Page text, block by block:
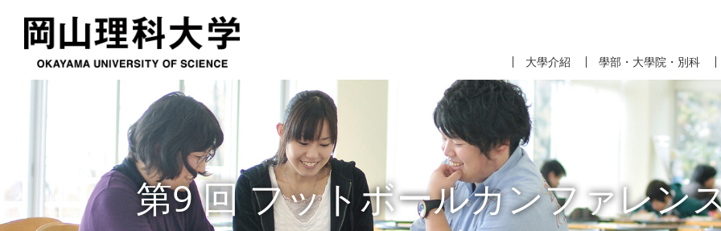
大學介紹 學部・大學院・別科
第9 回 フットボールカンファレン